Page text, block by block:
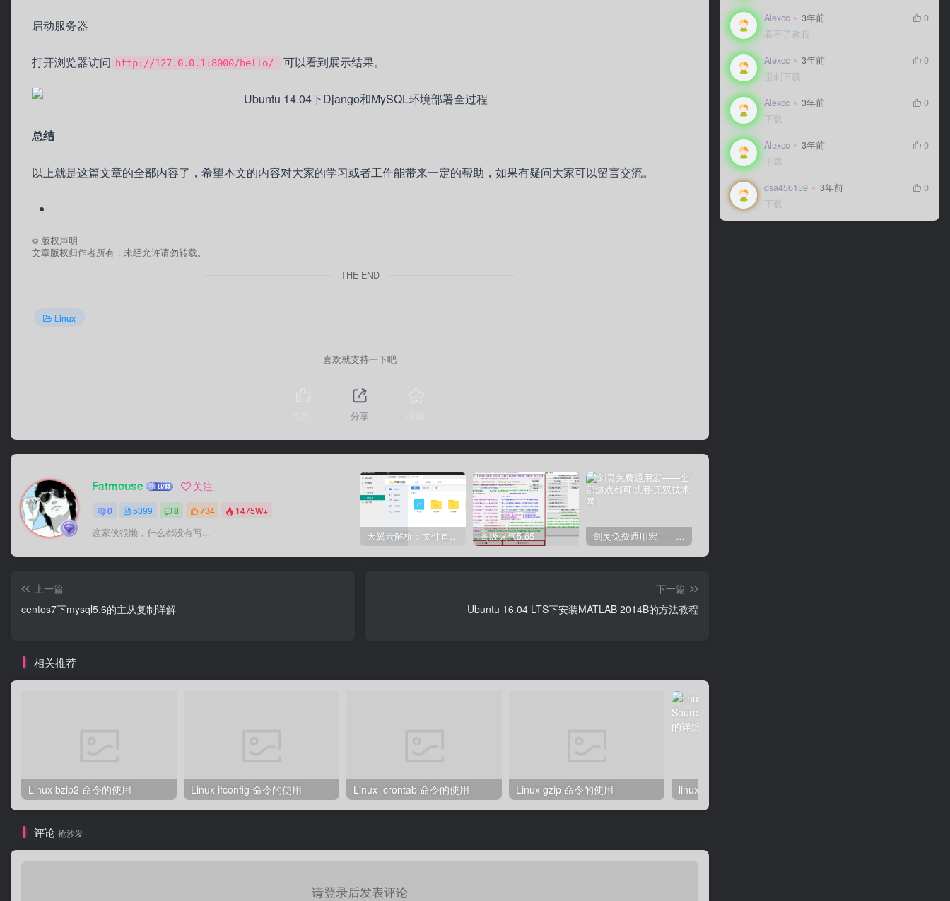
启动服务器
打开浏览器访问 http://127.0.0.1:8000/hello/ 可以看到展示结果。
总结
以上就是这篇文章的全部内容了，希望本文的内容对大家的学习或者工作能带来一定的帮助，如果有疑问大家可以留言交流。
© 版权声明
文章版权归作者所有，未经允许请勿转载。
THE END
Linux
喜欢就支持一下吧
分享
Fatmouse 关注
0 5399 8 734 1475W+
这家伙很懒，什么都没有写... 高级火气5.65 剑灵免费通用宏——全部游戏都可以用
上一篇
centos7下mysql5.6的主从复制详解
下一篇
Ubuntu 16.04 LTS下安装MATLAB 2014B的方法教程
相关推荐
Linux bzip2 命令的使用 Linux ifconfig 命令的使用 Linux crontab 命令的使用 Linux gzip 命令的使用
评论 抢沙发
请登录后发表评论
Alexcc 3年前
0
看不了教程
Alexcc 3年前
0
雷刺下载
Alexcc 3年前
0
下载
Alexcc 3年前
0
下载
dsa456159 3年前
0
下载
Alexcc 3年前
0
看不了教程
Alexcc 3年前
0
雷刺下载
Alexcc 3年前
0
下载
Alexcc 3年前
0
下载
dsa456159 3年前
0
下载